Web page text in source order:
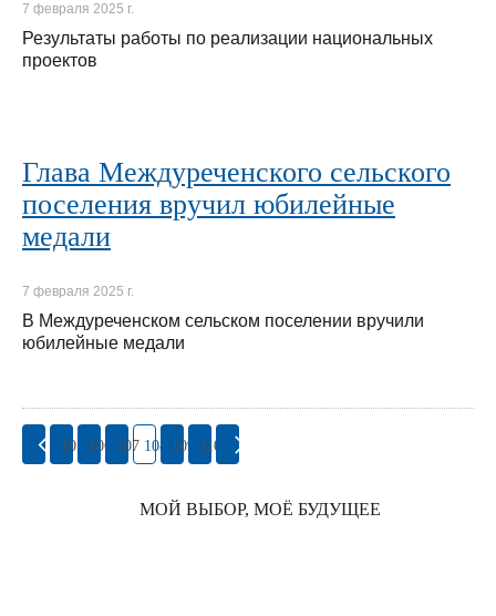
7 февраля 2025 г.
Результаты работы по реализации национальных
проектов
Глава Междуреченского сельского
поселения вручил юбилейные
медали
7 февраля 2025 г.
В Междуреченском сельском поселении вручили
юбилейные медали
105 106 107 108 109 110
МОЙ ВЫБОР, МОЁ БУДУЩЕЕ